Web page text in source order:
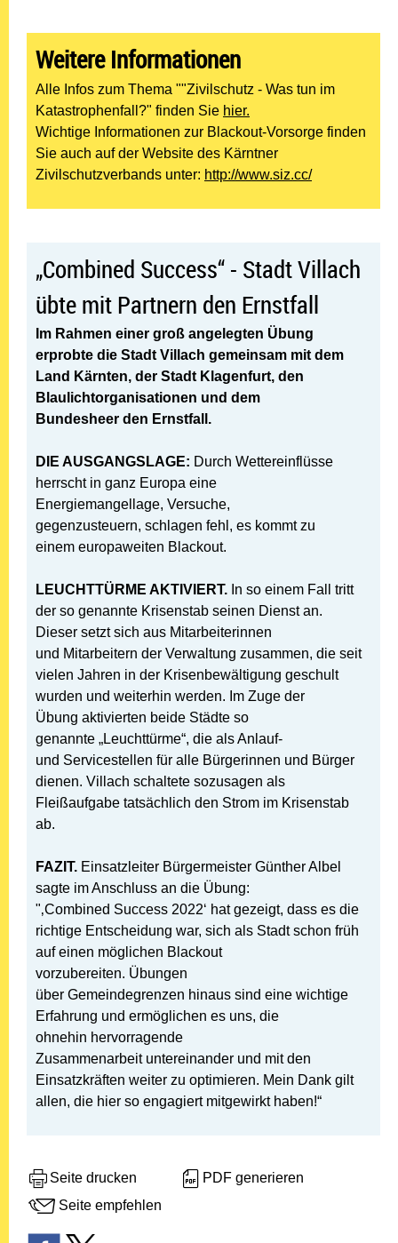
Weitere Informationen
Alle Infos zum Thema ""Zivilschutz - Was tun im
Katastrophenfall?" finden Sie hier.
Wichtige Informationen zur Blackout-Vorsorge finden
Sie auch auf der Website des Kärntner
Zivilschutzverbands unter: http://www.siz.cc/
„Combined Success“ - Stadt Villach
übte mit Partnern den Ernstfall
Im Rahmen einer groß angelegten Übung
erprobte die Stadt Villach gemeinsam mit dem
Land Kärnten, der Stadt Klagenfurt, den
Blaulichtorganisationen und dem
Bundesheer den Ernstfall.
DIE AUSGANGSLAGE: Durch Wettereinflüsse
herrscht in ganz Europa eine
Energiemangellage, Versuche,
gegenzusteuern, schlagen fehl, es kommt zu
einem europaweiten Blackout.
LEUCHTTÜRME AKTIVIERT. In so einem Fall tritt
der so genannte Krisenstab seinen Dienst an.
Dieser setzt sich aus Mitarbeiterinnen
und Mitarbeitern der Verwaltung zusammen, die seit
vielen Jahren in der Krisenbewältigung geschult
wurden und weiterhin werden. Im Zuge der
Übung aktivierten beide Städte so
genannte „Leuchttürme“, die als Anlauf-
und Servicestellen für alle Bürgerinnen und Bürger
dienen. Villach schaltete sozusagen als
Fleißaufgabe tatsächlich den Strom im Krisenstab
ab.
FAZIT. Einsatzleiter Bürgermeister Günther Albel
sagte im Anschluss an die Übung:
"‚Combined Success 2022‘ hat gezeigt, dass es die
richtige Entscheidung war, sich als Stadt schon früh
auf einen möglichen Blackout
vorzubereiten. Übungen
über Gemeindegrenzen hinaus sind eine wichtige
Erfahrung und ermöglichen es uns, die
ohnehin hervorragende
Zusammenarbeit untereinander und mit den
Einsatzkräften weiter zu optimieren. Mein Dank gilt
allen, die hier so engagiert mitgewirkt haben!“
Seite drucken
PDF generieren
Seite empfehlen